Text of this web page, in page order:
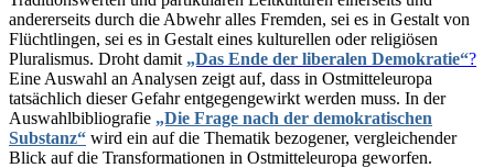
andererseits durch die Abwehr alles Fremden, sei es in Gestalt von
Flüchtlingen, sei es in Gestalt eines kulturellen oder religiösen
Pluralismus. Droht damit „Das Ende der liberalen Demokratie“?
Eine Auswahl an Analysen zeigt auf, dass in Ostmitteleuropa
tatsächlich dieser Gefahr entgegengewirkt werden muss. In der
Auswahlbibliografie „Die Frage nach der demokratischen
Substanz“ wird ein auf die Thematik bezogener, vergleichender
Blick auf die Transformationen in Ostmitteleuropa geworfen.